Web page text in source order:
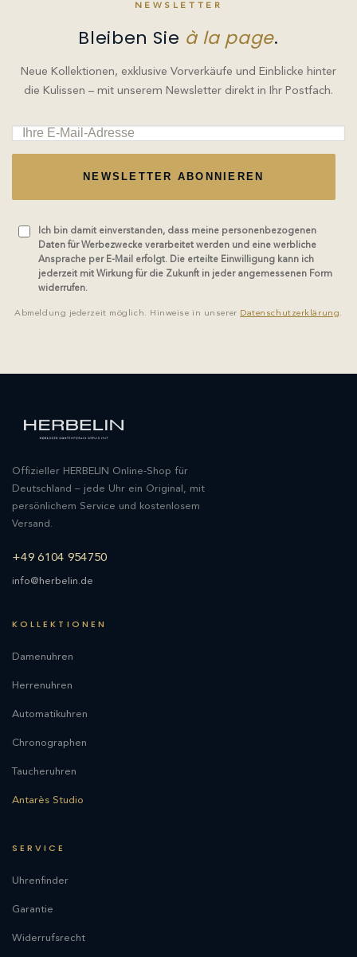
NEWSLETTER
Bleiben Sie à la page.
Neue Kollektionen, exklusive Vorverkäufe und Einblicke hinter
die Kulissen – mit unserem Newsletter direkt in Ihr Postfach.
NEWSLETTER ABONNIEREN
Ich bin damit einverstanden, dass meine personenbezogenen
Daten für Werbezwecke verarbeitet werden und eine werbliche
Ansprache per E-Mail erfolgt. Die erteilte Einwilligung kann ich
jederzeit mit Wirkung für die Zukunft in jeder angemessenen Form
widerrufen.
Abmeldung jederzeit möglich. Hinweise in unserer Datenschutzerklärung.
Offizieller HERBELIN Online-Shop für
Deutschland – jede Uhr ein Original, mit
persönlichem Service und kostenlosem
Versand.
+49 6104 954750
info@herbelin.de
KOLLEKTIONEN
Damenuhren
Herrenuhren
Automatikuhren
Chronographen
Taucheruhren
Antarès Studio
SERVICE
Uhrenfinder
Garantie
Widerrufsrecht